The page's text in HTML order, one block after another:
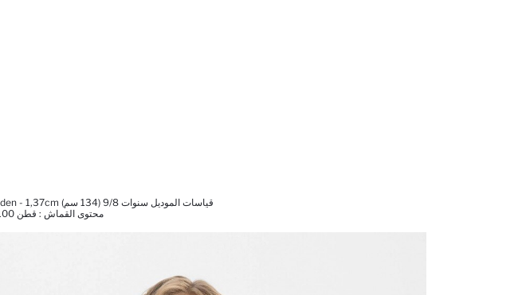
قياسات الموديل سنوات 9/8 (134 سم) Beden - 1,37cm
محتوى القماش : قطن 100%